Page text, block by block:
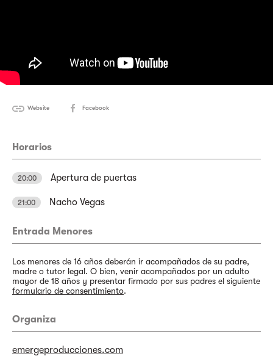
Website Facebook
Horarios
20:00 Apertura de puertas
21:00 Nacho Vegas
Entrada Menores
Los menores de 16 años deberán ir acompañados de su padre,
madre o tutor legal. O bien, venir acompañados por un adulto
mayor de 18 años y presentar firmado por sus padres el siguiente
formulario de consentimiento.
Organiza
emergeproducciones.com